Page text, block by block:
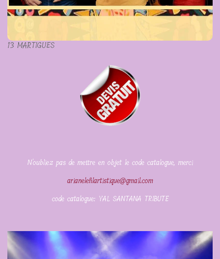
13 MARTIGUES
N'oubliez pas de mettre en objet le code catalogue, merci
arianelefilartistique@gmail.com
code catalogue: YAL SANTANA TRIBUTE